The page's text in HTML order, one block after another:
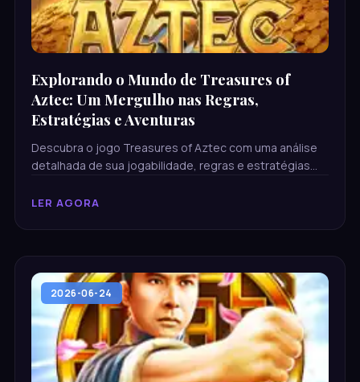
Explorando o Mundo de Treasures of
Aztec: Um Mergulho nas Regras,
Estratégias e Aventuras
Descubra o jogo Treasures of Aztec com uma análise
detalhada de sua jogabilidade, regras e estratégias
LER AGORA
2026-06-24